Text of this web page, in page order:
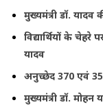
मुख्यमंत्री डॉ.
विद्यार्थियों के चेहरे
यादव
अनुच्छेद 370 एवं
मुख्यमंत्री डॉ.